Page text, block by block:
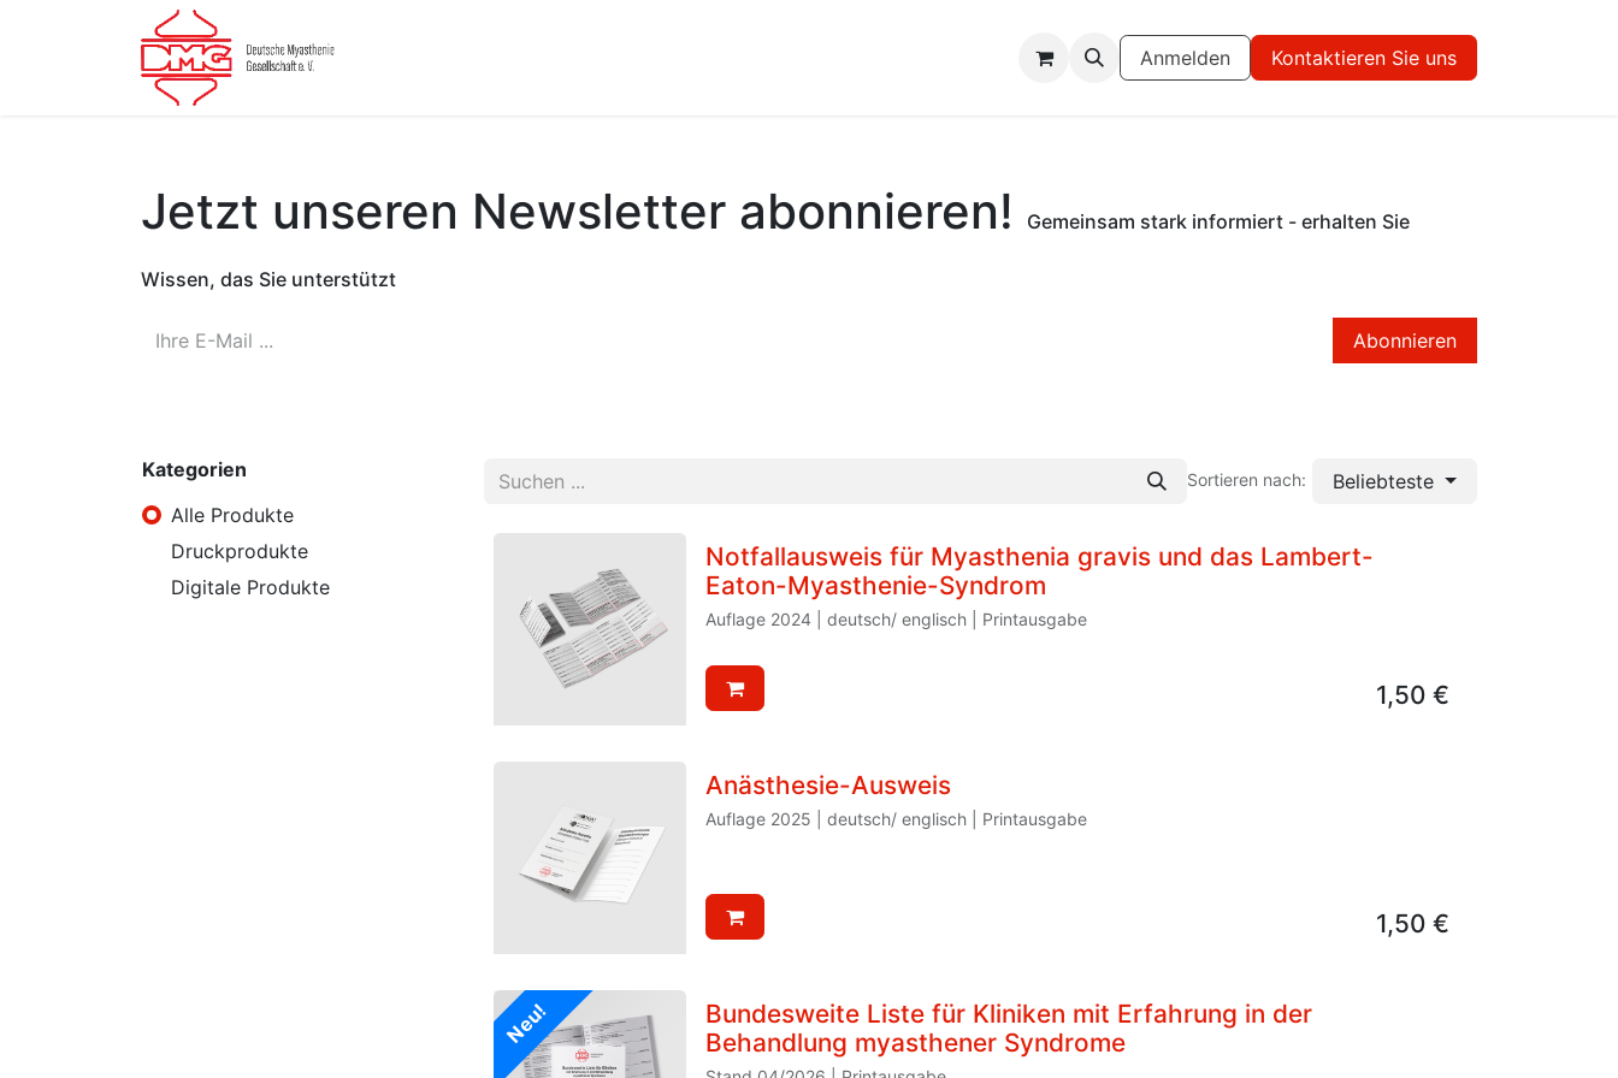
Anmelden Kontaktieren Sie uns
Jetzt unseren Newsletter abonnieren! Gemeinsam stark informiert - erhalten Sie
Wissen, das Sie unterstützt
Abonnieren
Kategorien
Alle Produkte
Druckprodukte
Digitale Produkte
Sortieren nach: Beliebteste
Notfallausweis für Myasthenia gravis und das Lambert-
Eaton-Myasthenie-Syndrom
Auflage 2024 | deutsch/ englisch | Printausgabe
1,50€
Anästhesie-Ausweis
Auflage 2025 | deutsch/ englisch | Printausgabe
1,50€
Neu!
Bundesweite Liste für Kliniken mit Erfahrung in der
Behandlung myasthener Syndrome